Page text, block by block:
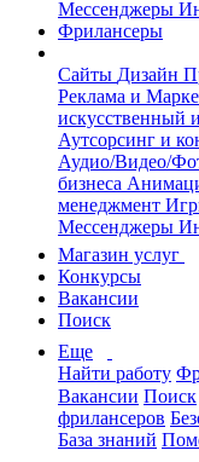
Мессенджеры
Фрилансеры
Сайты Дизайн
Реклама и
искусственный
Аутсорсинг и
Аудио/Видео/
бизнеса
менеджмент
Мессенджеры
Магазин услуг
Конкурсы
Вакансии
Поиск
Еще
Найти работу
Вакансии Поиск
фрилансеров
База знаний